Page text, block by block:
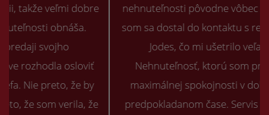
nehnuteľnosti pôvodne vôbec nehľadal. Našťastie
som sa dostal do kontaktu s realitnou kanceláriou
Jodes, čo mi ušetrilo veľa času a úsilia.
Nehnuteľnosť, ktorú som predával, predali k
maximálnej spokojnosti v dohodnutej cene a v
predpokladanom čase. Servis a komunikácia boli